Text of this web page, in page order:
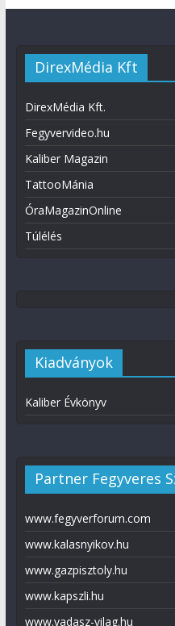
DirexMédia Kft
DirexMédia Kft.
Fegyvervideo.hu
Kaliber Magazin
TattooMánia
ÓraMagazinOnline
Túlélés
Kiadványok
Kaliber Évkönyv
Partner Fegyveres
www.fegyverforum.com
www.kalasnyikov.hu
www.gazpisztoly.hu
www.kapszli.hu
www.vadasz-vilag.hu